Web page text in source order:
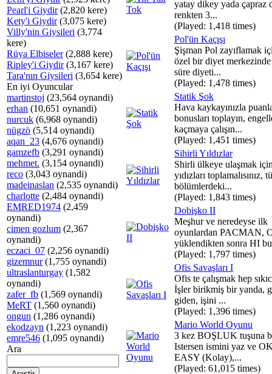
Pearl'i Giydir(2,820 kere)
Kety'i Giydir(3,075 kere)
Villy'nin Giysileri (3,774
kere)
Rüya Elbiseler(2,888 kere)
Ripley'i Giydir(3,167 kere)
Tara'nın Giysileri (3,654 kere)
En iyi Oyuncular
martinstoj (23,564 oynandi)
erhan (10,651 oynandi)
nurcuk (6,968 oynandi)
nügzö (5,514 oynandi)
aqan_23 (4,676 oynandi)
gamzefb (3,291 oynandi)
mehmet. (3,154 oynandi)
reco (3,043 oynandi)
madeinaslan (2,535 oynandi)
charlotte (2,484 oynandi)
EMRED1974 (2,459
oynandi)
cimen gozlum (2,367
oynandi)
eczaci_07 (2,256 oynandi)
gizemnur(1,755 oynandi)
ultraslanturgay (1,582
oynandi)
zafer_fb (1,569 oynandi)
MeRT (1,560 oynandi)
ongun (1,286 oynandi)
ekodzayn (1,223 oynandi)
emre546 (1,095 oynandi)
Ara
yatay dikey yada çapraz
renkten 3...
(Played: 1,418 times)
Pol'ün Kaçışı
Şişman Pol zayıflamak
özel bir diyet
süre diyeti...
(Played: 1,478 times)
Statik Şok
Hava kaykayınızla
bonusları toplayın,
kaçmaya çalışın...
(Played: 1,451 times)
Sihirli Yıldızlar
Shirli ülkeye ulaşmak
yıdızları toplamalısınız,
bölümlerdeki...
(Played: 1,843 times)
Dobişko II
Meşhur ve neredeyse ilk
oyunlardan PACMAN,
yüklendikten sonra HI
(Played: 1,797 times)
Ofis Savaşları I
Ofis te çalışmak hep
İşler birikmiş bir yanda,
giden, işini ...
(Played: 1,396 times)
Mario World Oyunu
3 kez BOŞLUK tuşuna
Istersen ismini yaz ve
EASY (Kolay),...
(Played: 61,015 times)